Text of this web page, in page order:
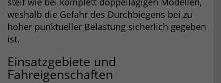
weshalb die Gefahr des Durchbiegens bei zu
hoher punktueller Belastung sicherlich gegeben
ist.
Einsatzgebiete und
Fahreigenschaften